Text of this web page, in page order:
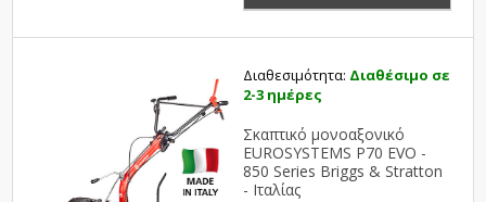
Διαθεσιμότητα: Διαθέσιμο σε
2-3 ημέρες
Σκαπτικό μονοαξονικό
EUROSYSTEMS P70 EVO -
850 Series Briggs & Stratton
- Ιταλίας